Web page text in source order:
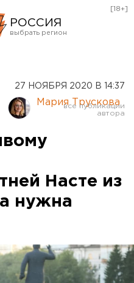
РОССИЯ
Курган
Оренбург
[18+]
27 НОЯБРЯ 2020 В 14:37
Мария Трускова
Насте из
нужна